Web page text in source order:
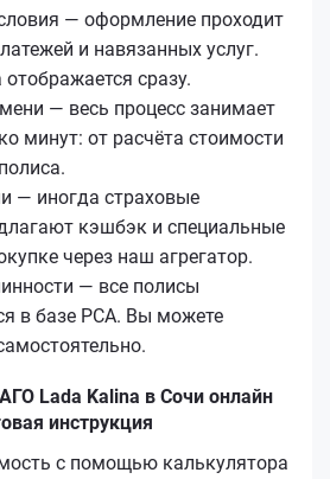
— оформление проходит
и навязанных услуг.
сразу.
— весь процесс занимает
минут: от расчёта стоимости
— иногда страховые
кэшбэк и специальные
через наш агрегатор.
— все полисы
в базе РСА. Вы можете
Lada Kalina в Сочи онлайн
инструкция
с помощью калькулятора